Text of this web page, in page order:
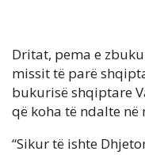
Dritat, pema e
missit të parë
bukurisë shqiptare
që koha të ndalte
“Sikur të ishte